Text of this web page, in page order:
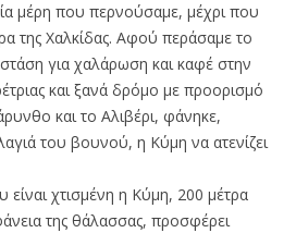
μέρη που περνούσαμε, μέχρι που
της Χαλκίδας. Αφού περάσαμε το
για χαλάρωση και καφέ στην
και ξανά δρόμο με προορισμό
και το Αλιβέρι, φάνηκε,
του βουνού, η Κύμη να ατενίζει
χτισμένη η Κύμη, 200 μέτρα
της θάλασσας, προσφέρει